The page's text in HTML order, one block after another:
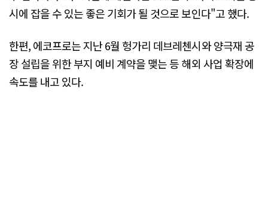
시에 잡을 수 있는 좋은 기회가 될 것으로 보인다"고 했다.
한편, 에코프로는 지난 6월 헝가리 데브레첸시와 양극재 공
장 설립을 위한 부지 예비 계약을 맺는 등 해외 사업 확장에
속도를 내고 있다.